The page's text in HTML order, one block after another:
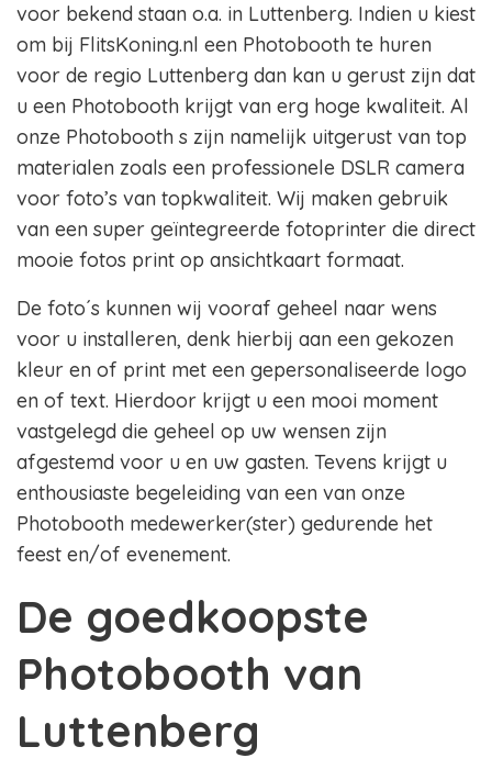
voor bekend staan o.a. in Luttenberg. Indien u kiest
om bij FlitsKoning.nl een Photobooth te huren
voor de regio Luttenberg dan kan u gerust zijn dat
u een Photobooth krijgt van erg hoge kwaliteit. Al
onze Photobooth s zijn namelijk uitgerust van top
materialen zoals een professionele DSLR camera
voor foto’s van topkwaliteit. Wij maken gebruik
van een super geïntegreerde fotoprinter die direct
mooie fotos print op ansichtkaart formaat.
De foto´s kunnen wij vooraf geheel naar wens
voor u installeren, denk hierbij aan een gekozen
kleur en of print met een gepersonaliseerde logo
en of text. Hierdoor krijgt u een mooi moment
vastgelegd die geheel op uw wensen zijn
afgestemd voor u en uw gasten. Tevens krijgt u
enthousiaste begeleiding van een van onze
Photobooth medewerker(ster) gedurende het
feest en/of evenement.
De goedkoopste
Photobooth van
Luttenberg